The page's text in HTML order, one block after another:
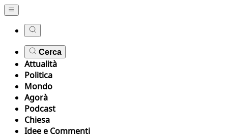
Cerca
Attualità
Politica
Mondo
Agorà
Podcast
Chiesa
Idee e Commenti